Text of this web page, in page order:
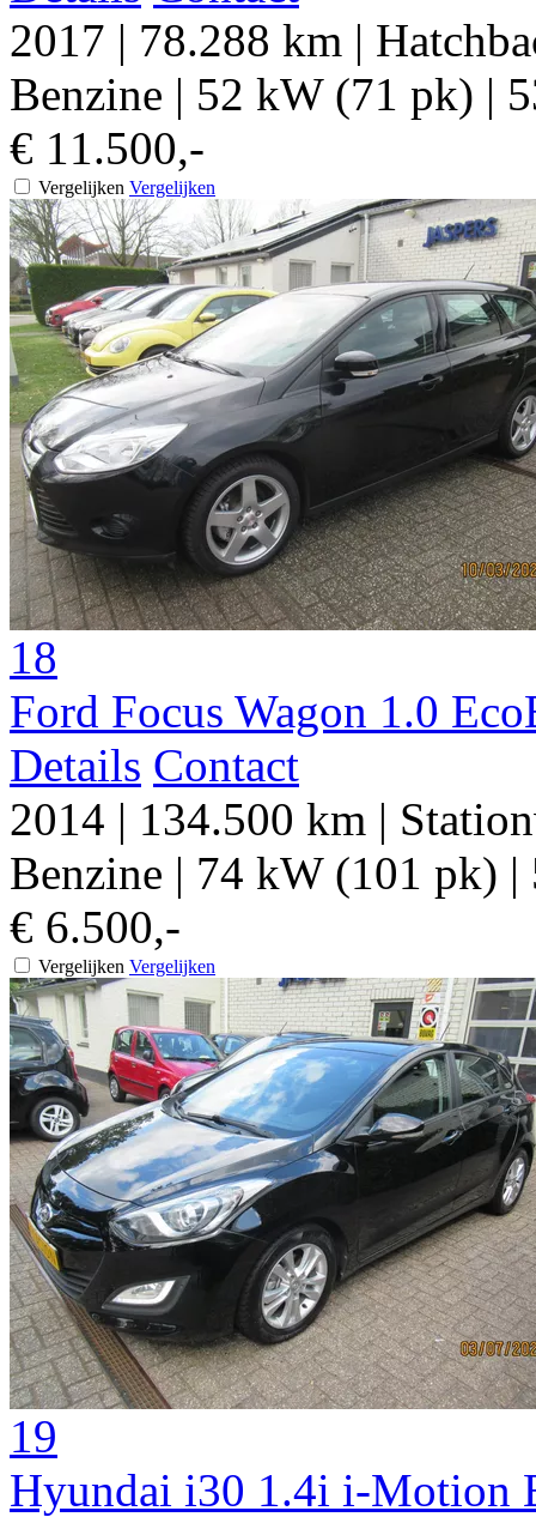
2017 | 78.288 km |
Benzine | 52 kW (71 pk) |
€ 11.500,-
Vergelijken Vergelijken
18
Ford Focus Wagon 1.0
Details Contact
2014 | 134.500 km |
Benzine | 74 kW (101 pk) |
€ 6.500,-
Vergelijken Vergelijken
19
Hyundai i30 1.4i i-Motion